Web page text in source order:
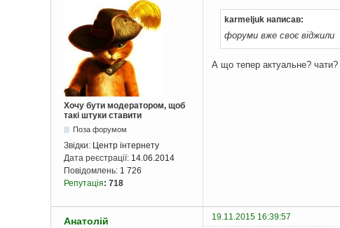
Хочу бути модератором, щоб
такі штуки ставити
Поза форумом
Звідки: Центр інтернету
Дата реєстрації: 14.06.2014
Повідомлень: 1 726
Репутація: 718
karmeljuk написав:
форуми вже своє віджили
А що тепер актуальне? чати?
Анатолій 19.11.2015 16:39:57